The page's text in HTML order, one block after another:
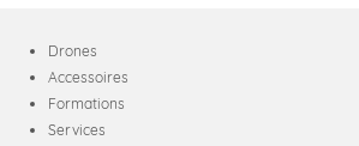
Drones
Accessoires
Formations
Services